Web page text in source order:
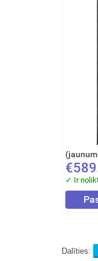
✓ Ir
Dalīties: